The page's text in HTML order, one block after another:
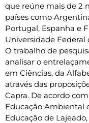
que reúne mais de 2
países como
Portugal, Espanha e
Universidade Federal
O trabalho de
analisar o
em Ciências, da
através das
Capra. De acordo
Educação Ambiental
Educação de